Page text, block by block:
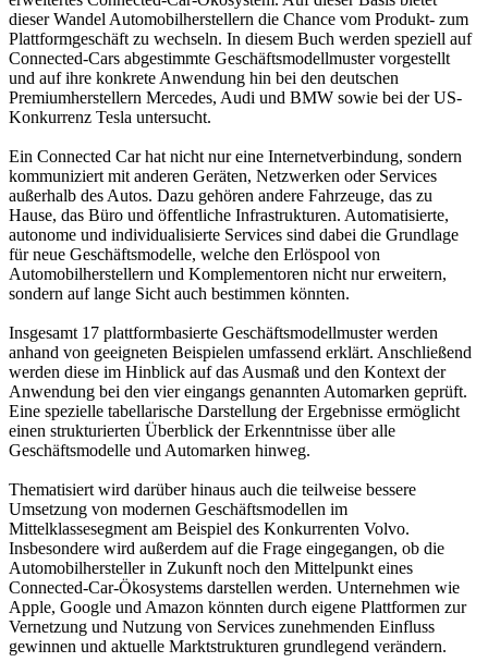
dieser Wandel Automobilherstellern die Chance vom Produkt- zum
Plattformgeschäft zu wechseln. In diesem Buch werden speziell auf
Connected-Cars abgestimmte Geschäftsmodellmuster vorgestellt
und auf ihre konkrete Anwendung hin bei den deutschen
Premiumherstellern Mercedes, Audi und BMW sowie bei der US-
Konkurrenz Tesla untersucht.
Ein Connected Car hat nicht nur eine Internetverbindung, sondern
kommuniziert mit anderen Geräten, Netzwerken oder Services
außerhalb des Autos. Dazu gehören andere Fahrzeuge, das zu
Hause, das Büro und öffentliche Infrastrukturen. Automatisierte,
autonome und individualisierte Services sind dabei die Grundlage
für neue Geschäftsmodelle, welche den Erlöspool von
Automobilherstellern und Komplementoren nicht nur erweitern,
sondern auf lange Sicht auch bestimmen könnten.
Insgesamt 17 plattformbasierte Geschäftsmodellmuster werden
anhand von geeigneten Beispielen umfassend erklärt. Anschließend
werden diese im Hinblick auf das Ausmaß und den Kontext der
Anwendung bei den vier eingangs genannten Automarken geprüft.
Eine spezielle tabellarische Darstellung der Ergebnisse ermöglicht
einen strukturierten Überblick der Erkenntnisse über alle
Geschäftsmodelle und Automarken hinweg.
Thematisiert wird darüber hinaus auch die teilweise bessere
Umsetzung von modernen Geschäftsmodellen im
Mittelklassesegment am Beispiel des Konkurrenten Volvo.
Insbesondere wird außerdem auf die Frage eingegangen, ob die
Automobilhersteller in Zukunft noch den Mittelpunkt eines
Connected-Car-Ökosystems darstellen werden. Unternehmen wie
Apple, Google und Amazon könnten durch eigene Plattformen zur
Vernetzung und Nutzung von Services zunehmenden Einfluss
gewinnen und aktuelle Marktstrukturen grundlegend verändern.